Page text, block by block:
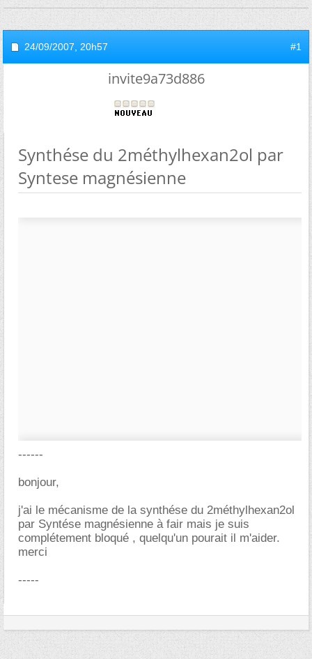
24/09/2007, 20h57 #1
invite9a73d886
Synthése du 2méthylhexan2ol par
Syntese magnésienne
------
bonjour,
j'ai le mécanisme de la synthése du 2méthylhexan2ol
par Syntése magnésienne à fair mais je suis
complétement bloqué , quelqu'un pourait il m'aider.
merci
-----